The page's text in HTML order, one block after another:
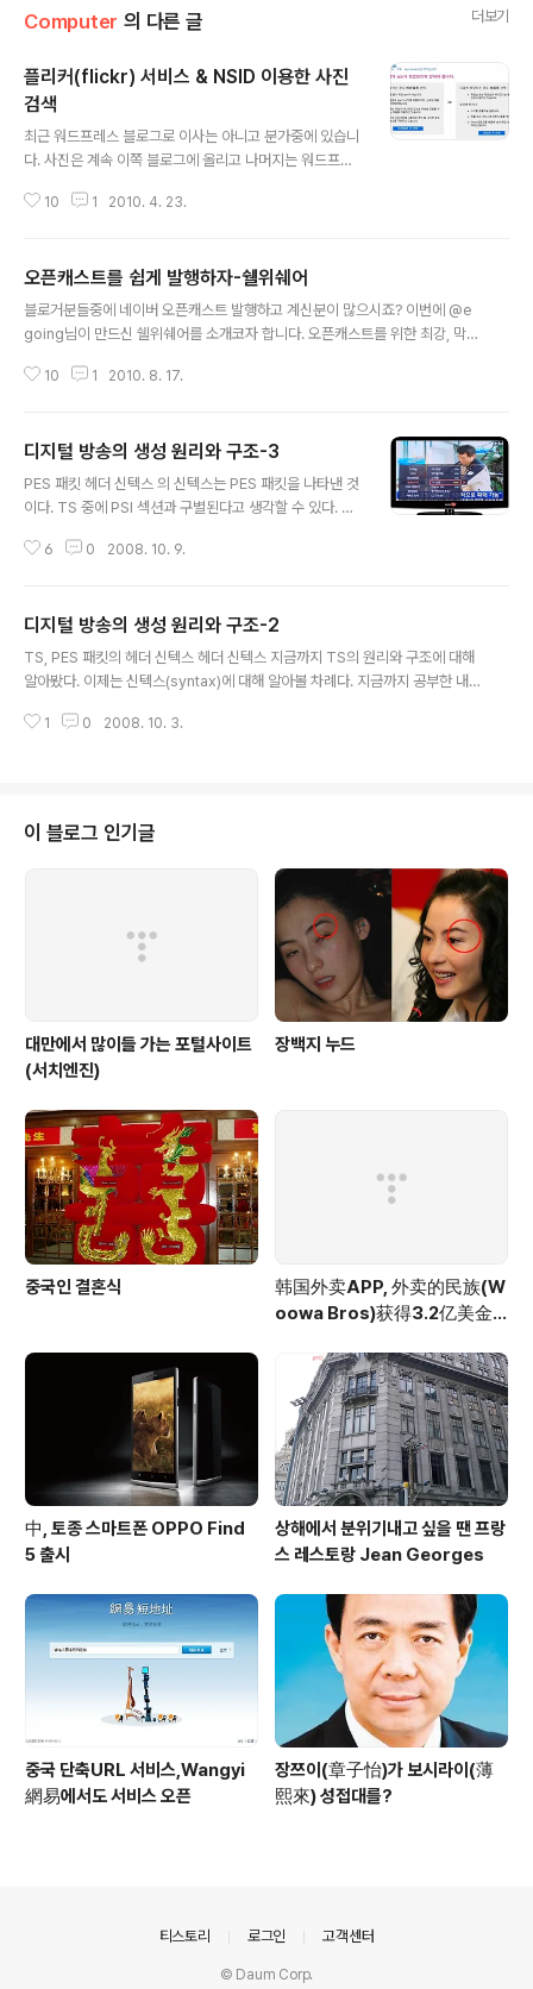
Computer 의 다른 글 더보기
플리커(flickr) 서비스 & NSID 이용한 사진
검색
최근 워드프레스 블로그로 이사는 아니고 분가중에 있습니
다. 사진은 계속 이쪽 블로그에 올리고 나머지는 워드프레
관심이 있다보니 flickr가 유독 끌리는게 사실입니다. 그래
까 합니다. 플리커는 온라인상에서 사진 관리 및 공유 할 수
있는 서비스입니다. 간단한 기능이라고 하면 사집업로드,
사진관리, 친구맺기(=사진공유), 지도 등 다양한 기능을 제
쇼와 같은 서비스도 제공하고 있으며, 다양한 Open API
10 1 2010. 4. 23.
오픈캐스트를 쉽게 발행하자-쉘위쉐어
블로거분들중에 네이버 오픈캐스트 발행하고 계신분이 많으시죠? 이번에 @e
going님이 만드신 쉘위쉐어를 소개코자 합니다. 오픈캐스트를 위한 최강, 막강
하는 쉘위세어는 자신이 보고 좋았던 컨텐츠를 많은 사람과 나누기 위해 개발이
서 설치를 하면 네이버 오픈캐스트 창에 새로운 기능이 추가 되어 RSS를 통해
쉽게 발행할 수 있죠 또한 한RSS나 구글리더에 버튼이 생겨서 한번의 클릭으로
바로 링크 하나를 생성할 수 있습니다. 크롬에서는 바로 설치가능하며, 파이어
10 1 2010. 8. 17.
디지털 방송의 생성 원리와 구조-3
PES 패킷 헤더 신텍스 의 신텍스는 PES 패킷을 나타낸 것
이다. TS 중에 PSI 섹션과 구별된다고 생각할 수 있다. TS
010~0x1FFF의 값을 갖는 것들이 PES 패킷이 될 수 있
더 부분만을 이해하기 위해 에서 참고할 부분은 빨간 테두
리 안의 내용만 참고하면 될 것이고, 우선은 최소 헤더 부분
만 설명하도록 하겠다. 그림8 | PES 패킷 신텍스 다이어그
packet_start_code_prefix : 패킷의 시작을 알리는 고
6 0 2008. 10. 9.
디지털 방송의 생성 원리와 구조-2
TS, PES 패킷의 헤더 신텍스 헤더 신텍스 지금까지 TS의 원리와 구조에 대해
알아봤다. 이제는 신텍스(syntax)에 대해 알아볼 차례다. 지금까지 공부한 내
부분으로 넘어가서는 안 된다. 구조를 이해하지 못한 채 신텍스를 이해하려 하
것과 같다고 할 수 있다. 그렇기 때문에 지금까지 공부한 원리와 구조가 이해되
지 않았다면 다시 한 번 차근차근히 읽어 본 후 다음 부분으로 넘어가야 할 것이
1 0 2008. 10. 3.
이 블로그 인기글
대만에서 많이들 가는 포털사이트
(서치엔진)
장백지 누드
중국인 결혼식
韩国外卖APP, 外卖的民族(W
oowa Bros)获得3.2亿美金
中, 토종 스마트폰 OPPO Find
5 출시
상해에서 분위기내고 싶을 땐 프랑
스 레스토랑 Jean Georges
중국 단축URL 서비스,Wangyi
網易에서도 서비스 오픈
장쯔이(章子怡)가 보시라이(薄
熙來) 성접대를?
티스토리 로그인 고객센터
© Daum Corp.